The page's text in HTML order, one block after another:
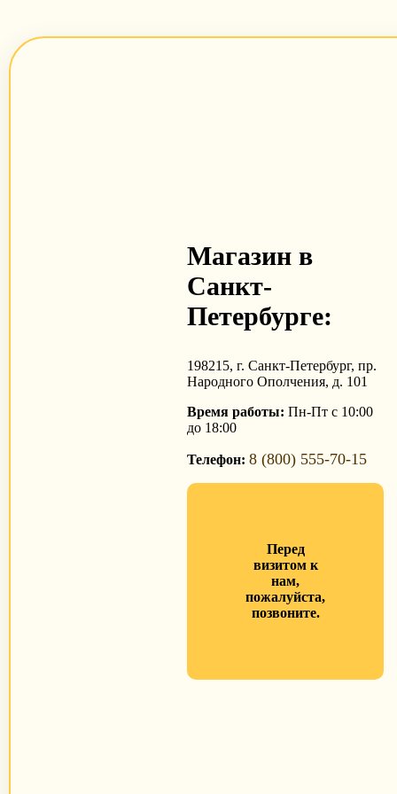
Магазин в
Санкт-
Петербурге:
198215, г. Санкт-Петербург, пр.
Народного Ополчения, д. 101
Время работы: Пн-Пт с 10:00
до 18:00
Телефон: 8 (800) 555-70-15
Перед
визитом к
нам,
пожалуйста,
позвоните.